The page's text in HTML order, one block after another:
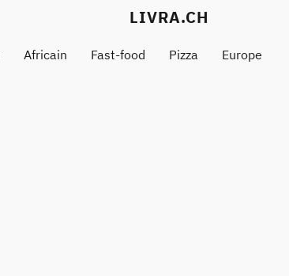
LIVRA.CH
Africain Fast-food Pizza Europe